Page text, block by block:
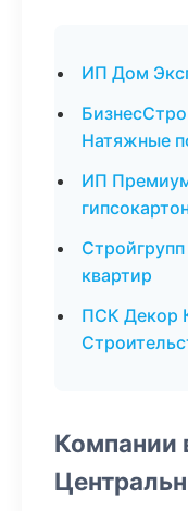
ИП Дом
Натяжные
ИП
квартир
ПСК Декор
Компании